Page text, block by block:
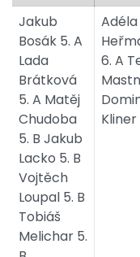
Jakub
Bosák 5. A
Lada
Brátková
5. A Matěj
Chudoba
5. B Jakub
Lacko 5. B
Vojtěch
Loupal 5. B
Tobiáš
Melichar 5.
Adéla
6. A
Kliner